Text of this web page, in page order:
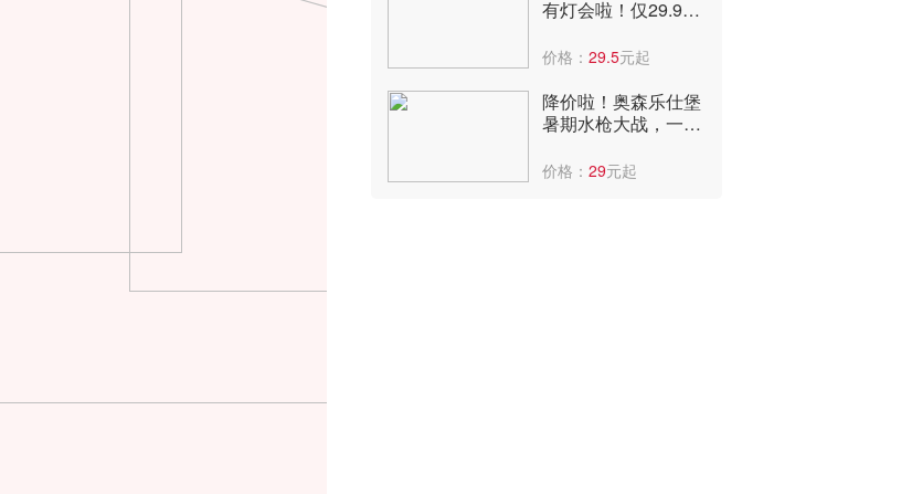
有灯会啦！仅29.9
儿童乐园。
价格： 29.5元起
降价啦！奥森乐仕堡
暑期水枪大战，一大
还能享受平台补贴，
价格： 29元起